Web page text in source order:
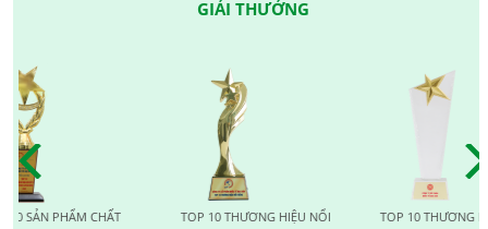
GIẢI THƯỞNG
PHẨM CHẤT
TOP 10 THƯƠNG HIỆU NỔI
TOP 10 THƯƠNG HIỆU